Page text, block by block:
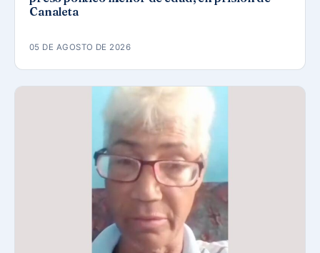
Canaleta
05 DE AGOSTO DE 2026